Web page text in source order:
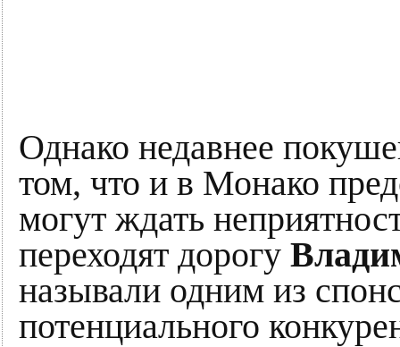
Однако недавнее
том, что и в Монако
могут ждать
переходят дорогу
называли одним из
потенциального